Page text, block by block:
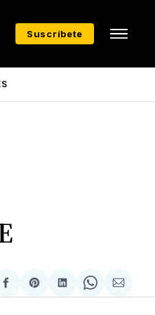
Suscríbete
Compartir
en
Share
on
Compartir
en
Share
on
via